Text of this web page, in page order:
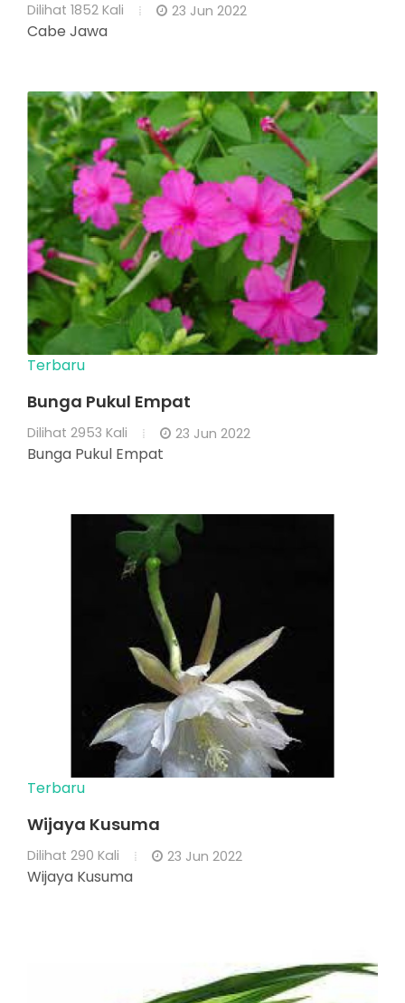
Dilihat 1852 Kali 23 Jun 2022
Cabe Jawa
Terbaru
Bunga Pukul Empat
Dilihat 2953 Kali 23 Jun 2022
Bunga Pukul Empat
Terbaru
Wijaya Kusuma
Dilihat 290 Kali 23 Jun 2022
Wijaya Kusuma